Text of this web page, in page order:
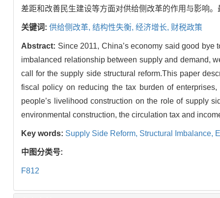
差距和改善民生建设等方面对供给侧改革的作用与影响
关键词: 供给侧改革, 结构性失衡, 经济增长, 财税政策
Abstract: Since 2011, China’s economy said good
imbalanced relationship between supply and demand,
call for the supply side structural reform.This paper
fiscal policy on reducing the tax burden of
people’s livelihood construction on the role of supply
environmental construction, the circulation tax and
Key words: Supply Side Reform, Structural Imbalance,
中图分类号:
F812